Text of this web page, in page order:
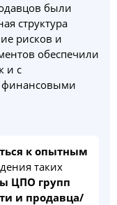
были
структура
рисков и
обеспечили
и с
к опытным
таких
ЦПО групп
и продавца/